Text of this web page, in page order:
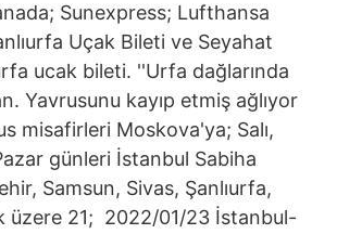
Sunexpress; Lufthansa
Uçak Bileti ve Seyahat
ucak bileti. ''Urfa dağlarında
Yavrusunu kayıp etmiş ağlıyor
misafirleri Moskova'ya; Salı,
günleri İstanbul Sabiha
Samsun, Sivas, Şanlıurfa,
üzere 21; 2022/01/23 İstanbul-